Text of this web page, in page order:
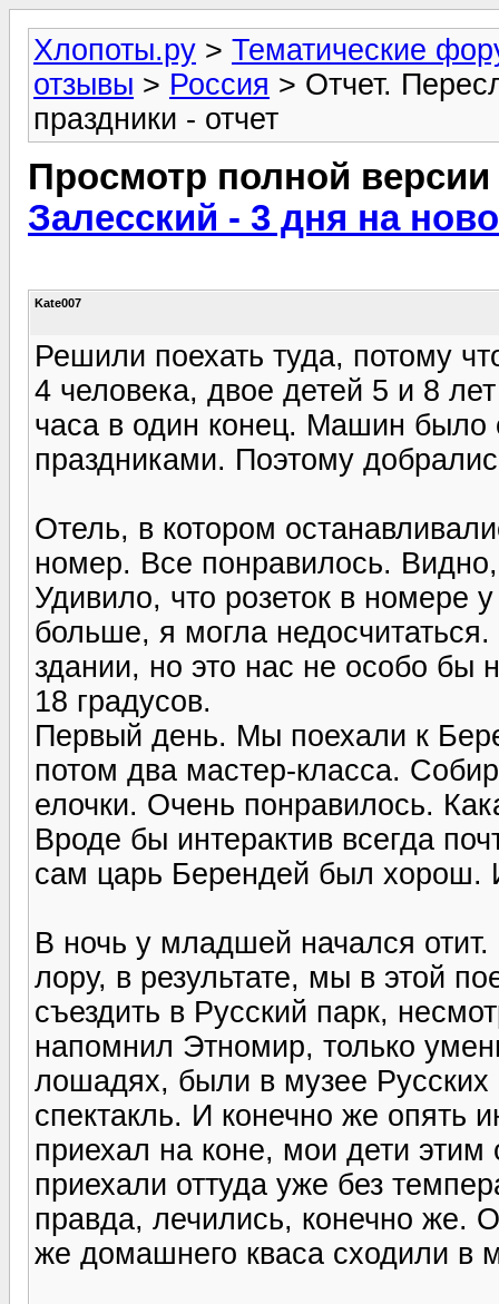
Хлопоты.ру > Тематические
отзывы > Россия > Отчет.
праздники - отчет
Просмотр полной
Залесский - 3 дня на
Kate007
Решили поехать туда, потому
4 человека, двое детей 5 и 8
часа в один конец. Машин было
праздниками. Поэтому
Отель, в котором
номер. Все понравилось.
Удивило, что розеток в номере
больше, я могла
здании, но это нас не особо бы
18 градусов.
Первый день. Мы поехали к
потом два мастер-класса.
елочки. Очень понравилось.
Вроде бы интерактив всегда
сам царь Берендей был хорош.
В ночь у младшей начался
лору, в результате, мы в этой
съездить в Русский парк,
напомнил Этномир, только
лошадях, были в музее Русских
спектакль. И конечно же опять
приехал на коне, мои дети этим
приехали оттуда уже без
правда, лечились, конечно же.
же домашнего кваса сходили в